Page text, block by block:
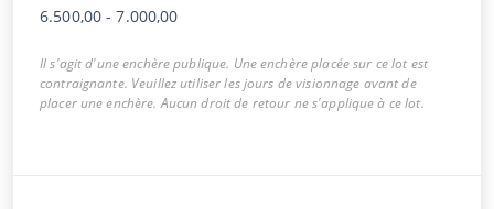
6.500,00 -7.000,00
Il s'agit d'une enchère publique. Une enchère placée sur ce lot est
contraignante. Veuillez utiliser les jours de visionnage avant de
placer une enchère. Aucun droit de retour ne s'applique à ce lot.